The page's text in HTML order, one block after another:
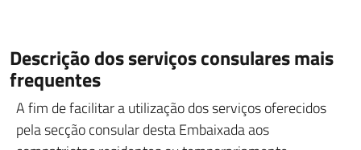
Descrição dos serviços consulares mais
frequentes
A fim de facilitar a utilização dos serviços oferecidos
pela secção consular desta Embaixada aos